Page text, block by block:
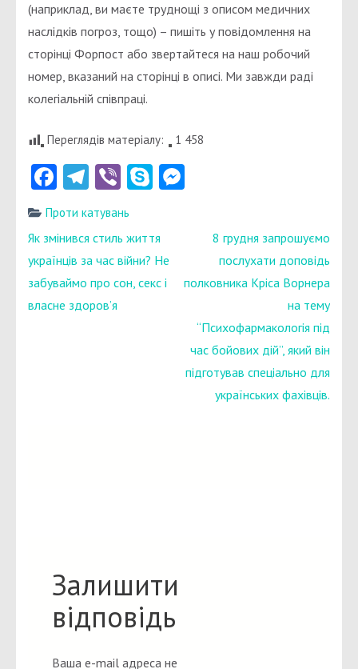
(наприклад, ви маєте труднощі з описом медичних
наслідків погроз, тощо) – пишіть у повідомлення на
сторінці Форпост або звертайтеся на наш робочий
номер, вказаний на сторінці в описі. Ми завжди раді
колегіальній співпраці.
Переглядів матеріалу: 1 458
Facebook
Telegram
ViberSkype
Проти катувань
Навігація
записів
Як змінився стиль життя
українців за час війни? Не
забуваймо про сон, секс і
власне здоров’я
8 грудня запрошуємо
послухати доповідь
полковника Кріса Ворнера
на тему
“Психофармакологія під
час бойових дій”, який він
підготував спеціально для
українських фахівців.
Залишити
відповідь
Ваша e-mail адреса не